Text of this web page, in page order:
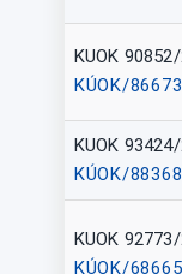
KUOK
KÚOK/
KUOK
KÚOK/
KUOK
KÚOK/